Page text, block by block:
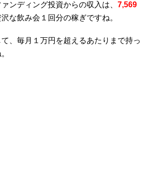
ンディング投資からの収入は、 7,569
な飲み会１回分の稼ぎですね。
、毎月１万円を超えるあたりまで持っ